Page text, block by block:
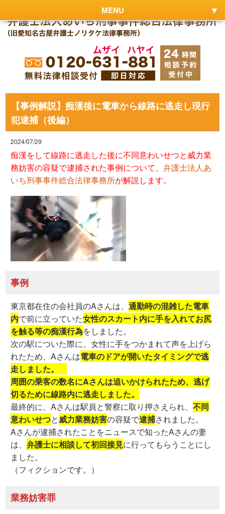
MENU
【事例解説】痴漢後に電車から線路に逃走し現行
犯逮捕（後編）
2024/07/29
痴漢をして線路に逃走した後に不同意わいせつと威力業
務妨害の容疑で逮捕された事例について、弁護士法人あ
いち刑事事件総合法律事務所が解説します。
事例
東京都在住の会社員のAさんは、通勤時の混雑した電車
内で前に立っていた女性のスカート内に手を入れてお尻
を触る等の痴漢行為をしました。
次の駅についた際に、女性に手をつかまれて声を上げら
れたため、Aさんは電車のドアが開いたタイミングで逃
走しました。
周囲の乗客の数名にAさんは追いかけられたため、逃げ
切るために線路内に逃走しました。
最終的に、Aさんは駅員と警察に取り押さえられ、不同
意わいせつと威力業務妨害の容疑で逮捕されました。
Aさんが逮捕されたことをニュースで知ったAさんの妻
は、弁護士に相談して初回接見に行ってもらうことにし
ました。
（フィクションです。）
業務妨害罪